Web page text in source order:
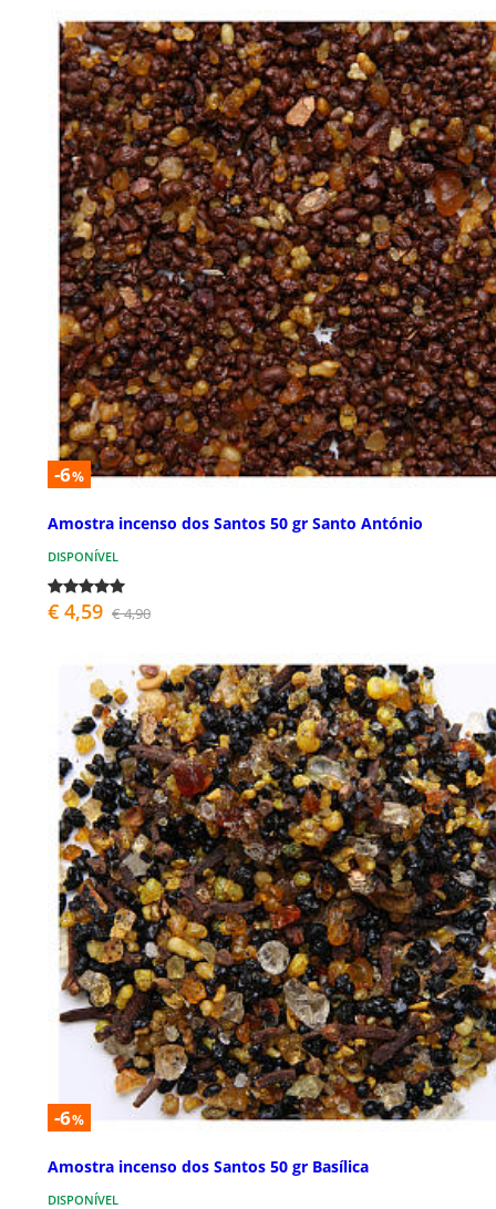
-6%
Amostra incenso dos Santos 50 gr Santo António
DISPONÍVEL
€ 4,59 € 4,90
-6%
Amostra incenso dos Santos 50 gr Basílica
DISPONÍVEL